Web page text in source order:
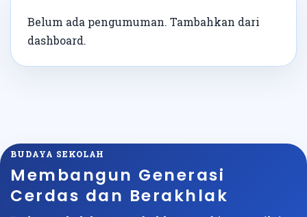
Belum ada pengumuman. Tambahkan dari
dashboard.
BUDAYA SEKOLAH
Membangun Generasi
Cerdas dan Berakhlak